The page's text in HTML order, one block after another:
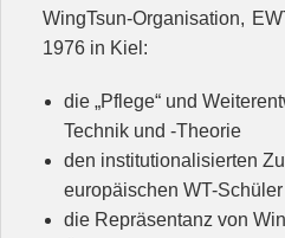
WingTsun-Organisation,
1976 in Kiel:
die „Pflege“ und
Technik und -Theorie
den institutionalisierten
europäischen WT-
die Repräsentanz von